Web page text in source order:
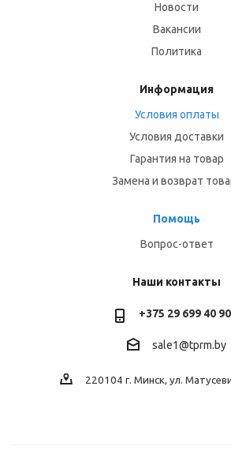
Новости
Вакансии
Политика
Информация
Условия оплаты
Условия доставки
Гарантия на товар
Замена и возврат
Помощь
Вопрос-ответ
Наши контакты
+375 29 699 40 90
sale1@tprm.by
220104 г. Минск, ул.